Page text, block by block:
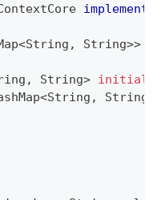
implements
<String , String>>
, String>
<String , String